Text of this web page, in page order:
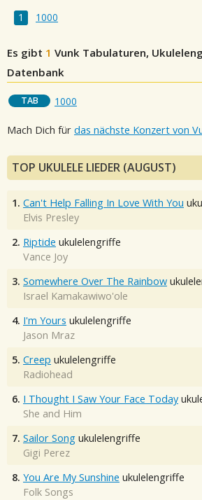
1000
Es gibt 1 Vunk Tabulaturen,
Datenbank
TAB 1000
Mach Dich für das nächste Konzert von
TOP UKULELE LIEDER (AUGUST)
1. Can't Help Falling In Love With You
Elvis Presley
2. Riptide ukulelengriffe
Vance Joy
3. Somewhere Over The Rainbow
Israel Kamakawiwo'ole
4. I'm Yours ukulelengriffe
Jason Mraz
5. Creep ukulelengriffe
Radiohead
6. I Thought I Saw Your Face Today
She and Him
7. Sailor Song ukulelengriffe
Gigi Perez
8. You Are My Sunshine ukulelengriffe
Folk Songs